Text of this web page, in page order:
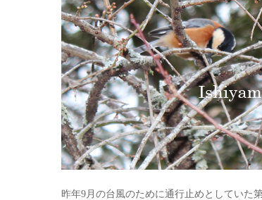
昨年9月の台風のために通行止めとしていた